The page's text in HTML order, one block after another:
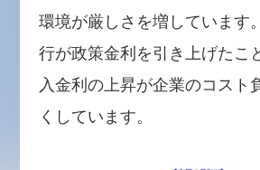
環境が厳しさを増しています
行が政策金利を引き上げたこ
入金利の上昇が企業のコスト
くしています。